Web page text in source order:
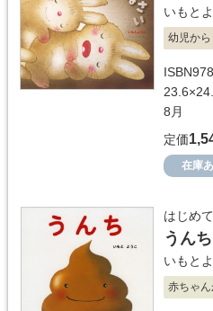
いもと
幼児から
8月
定価
在庫
はじめ
うんち
いもと
赤ちゃん